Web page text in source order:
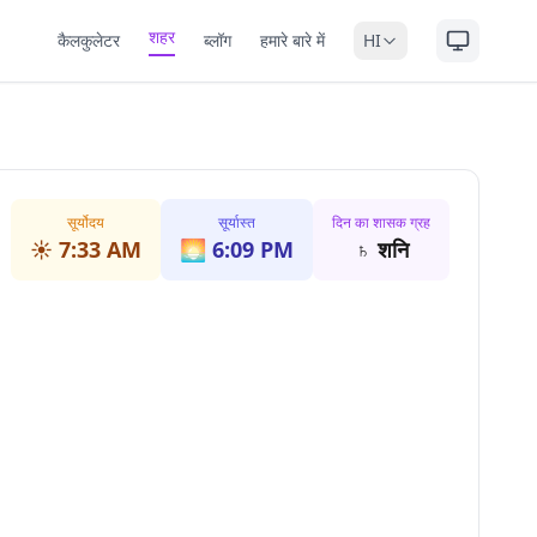
कैलकुलेटर शहर ब्लॉग हमारे बारे में HI
सूर्योदय
☀️ 7:33 AM
सूर्यास्त
🌅 6:09 PM
दिन का शासक ग्रह
♄ शनि